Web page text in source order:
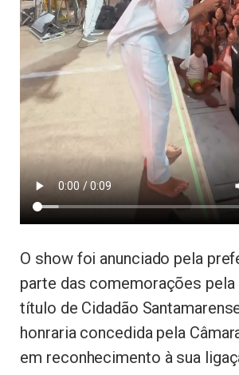
O show foi anunciado pela
parte das comemorações pela
título de Cidadão
honraria concedida pela
em reconhecimento à sua